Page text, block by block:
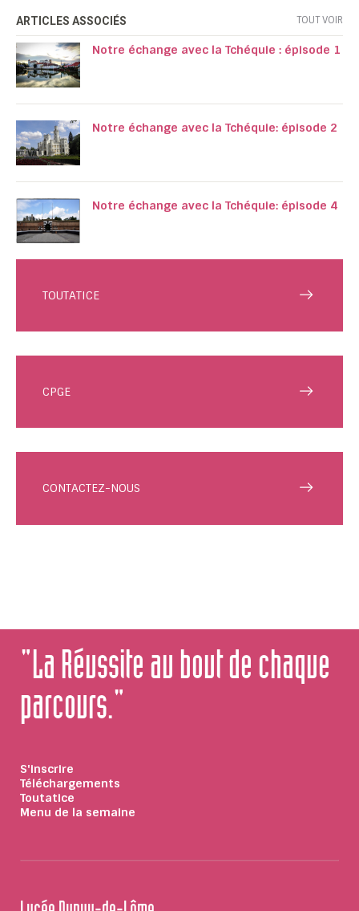
ARTICLES ASSOCIÉS TOUT VOIR
Notre échange avec la Tchéquie : épisode 1
Notre échange avec la Tchéquie: épisode 2
Notre échange avec la Tchéquie: épisode 4
TOUTATICE
CPGE
CONTACTEZ-NOUS
"La Réussite au bout de chaque
parcours."
S'inscrire
Téléchargements
Toutatice
Menu de la semaine